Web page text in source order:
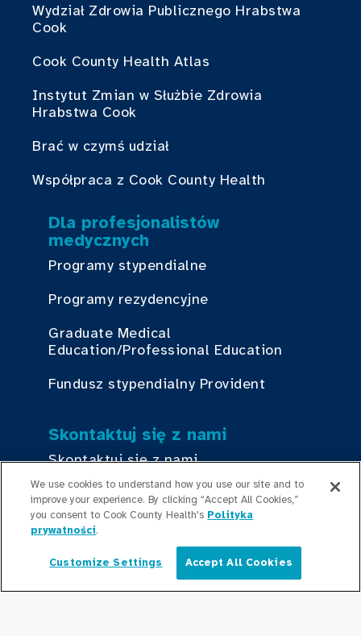
Wydział Zdrowia Publicznego Hrabstwa
Cook
Cook County Health Atlas
Instytut Zmian w Służbie Zdrowia
Hrabstwa Cook
Brać w czymś udział
Współpraca z Cook County Health
Dla profesjonalistów
medycznych
Programy stypendialne
Programy rezydencyjne
Graduate Medical
Education/Professional Education
Fundusz stypendialny Provident
Skontaktuj się z nami
Skontaktuj się z nami
Bądź na bieżąco
Informacje prasowe
Polski
We use cookies to understand how you use our site and to
improve your experience. By clicking “Accept All Cookies,”
you consent to Cook County Health's Polityka
prywatności.
Customize Settings Accept All Cookies